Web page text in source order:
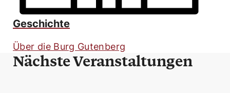
Geschichte
Über die Burg Gutenberg
Nächste Veranstaltungen